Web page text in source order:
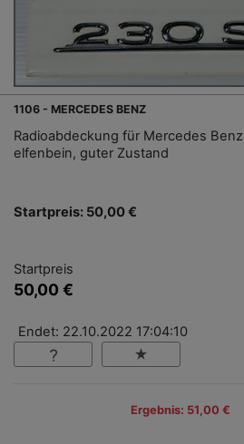
1106 - MERCEDES BENZ
Radioabdeckung für Mercedes
elfenbein, guter Zustand
Startpreis: 50,00 €
Startpreis
50,00 €
Endet: 22.10.2022 17:04:10
Ergebnis: 51,00 €